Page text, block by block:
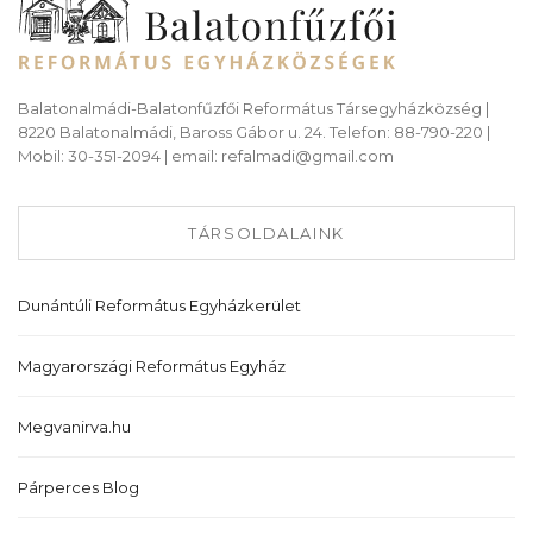
Balatonalmádi-Balatonfűzfői Református Társegyházközség |
8220 Balatonalmádi, Baross Gábor u. 24. Telefon: 88-790-220 |
Mobil: 30-351-2094 | email: refalmadi@gmail.com
TÁRSOLDALAINK
Dunántúli Református Egyházkerület
Magyarországi Református Egyház
Megvanirva.hu
Párperces Blog